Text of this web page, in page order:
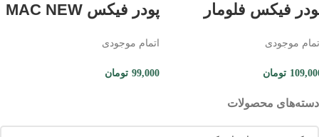
دسته‌های محصولات
فیکس فلومار
موجودی
تومان
پودر فیکس MAC NEW
اتمام موجودی
99,000 تومان